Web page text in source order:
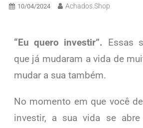
10/04/2024 Achados.Shop
“Eu quero investir”.
Essas
que já mudaram a vida de
mudar a sua também.
No momento em que você
investir, a sua vida se